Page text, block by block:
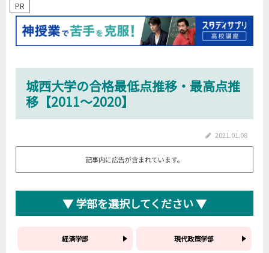
PR
城西大学の合格最低点推移・最高点推
移【2011～2020】
2021.01.08
記事内に広告が含まれています。
▼ 学部を選択してください ▼
経済学部 現代政策学部